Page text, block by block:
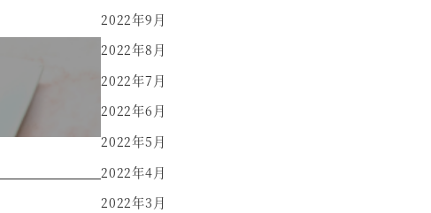
2022年9月
2022年8月
2022年7月
2022年6月
2022年5月
2022年4月
2022年3月